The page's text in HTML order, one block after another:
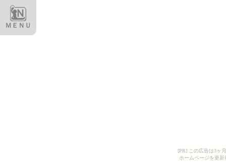
[PR] この広告は3ヶ
ホームページを更
ＭＥＮＵ